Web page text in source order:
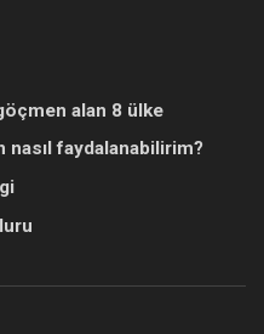
alan 8 ülke
faydalanabilirim?